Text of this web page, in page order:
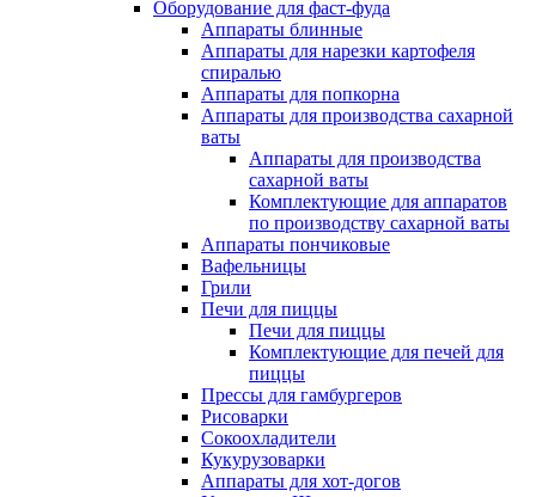
Оборудование для фаст-фуда
Аппараты блинные
Аппараты для нарезки картофеля
спиралью
Аппараты для попкорна
Аппараты для производства сахарной
ваты
Аппараты для производства
сахарной ваты
Комплектующие для аппаратов
по производству сахарной ваты
Аппараты пончиковые
Вафельницы
Грили
Печи для пиццы
Печи для пиццы
Комплектующие для печей для
пиццы
Прессы для гамбургеров
Рисоварки
Сокоохладители
Кукурузоварки
Аппараты для хот-догов